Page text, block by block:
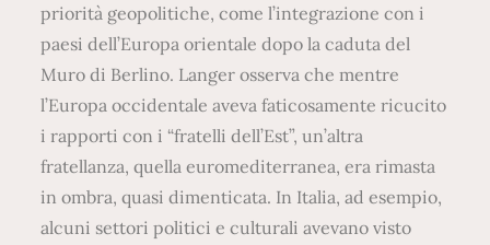
priorità geopolitiche, come l’integrazione con i
paesi dell’Europa orientale dopo la caduta del
Muro di Berlino. Langer osserva che mentre
l’Europa occidentale aveva faticosamente ricucito
i rapporti con i “fratelli dell’Est”, un’altra
fratellanza, quella euromediterranea, era rimasta
in ombra, quasi dimenticata. In Italia, ad esempio,
alcuni settori politici e culturali avevano visto